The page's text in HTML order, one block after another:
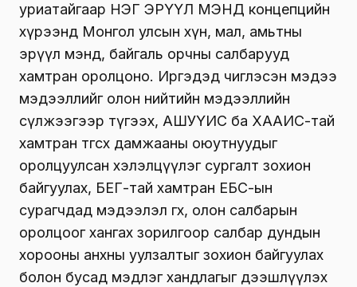
уриатайгаар НЭГ ЭРҮҮЛ МЭНД концепцийн
хүрээнд Монгол улсын хүн, мал, амьтны
эрүүл мэнд, байгаль орчны салбарууд
хамтран оролцоно. Иргэдэд чиглэсэн мэдээ
мэдээллийг олон нийтийн мэдээллийн
сүлжээгээр түгээх, АШУҮИС ба ХААИС-тай
хамтран төгсөх дамжааны оюутнуудыг
оролцуулсан хэлэлцүүлэг сургалт зохион
байгуулах, БЕГ-тай хамтран ЕБС-ын
сурагчдад мэдээлэл өгөх, олон салбарын
оролцоог хангах зорилгоор салбар дундын
хорооны анхны уулзалтыг зохион байгуулах
болон бусад мэдлэг хандлагыг дээшлүүлэх